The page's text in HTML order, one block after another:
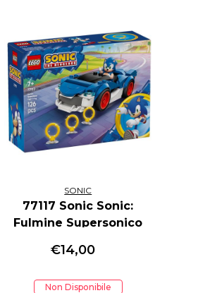
SONIC
77117 Sonic Sonic:
Fulmine Supersonico
€14,00
Non Disponibile